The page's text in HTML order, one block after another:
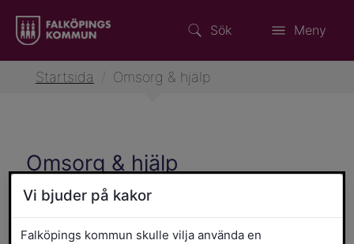
Sök Meny
Startsida Omsorg & hjälp
Omsorg & hjälp
Vi bjuder på kakor
Falköpings kommun skulle vilja använda en